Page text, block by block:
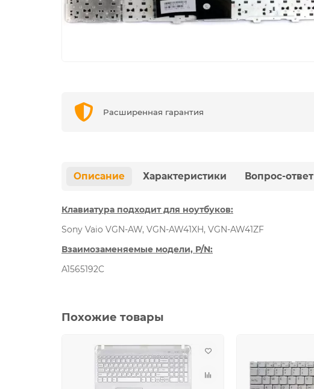
Расширенная гарантия
Описание Характеристики Вопрос-ответ
Клавиатура подходит для ноутбуков:
Sony Vaio VGN-AW, VGN-AW41XH, VGN-AW41ZF
Взаимозаменяемые модели, P/N:
A1565192C
Похожие товары